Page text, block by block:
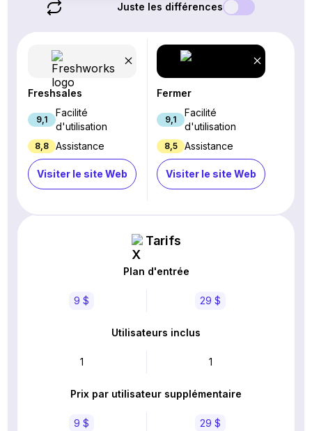
Juste les différences
Freshsales
9,1
Facilité
d'utilisation
8,8 Assistance
Visiter le site Web
Fermer
9,1
Facilité
d'utilisation
8,5 Assistance
Visiter le site Web
Tarifs
Plan d'entrée
9 $ 29 $
Utilisateurs inclus
1 1
Prix par utilisateur supplémentaire
9 $ 29 $